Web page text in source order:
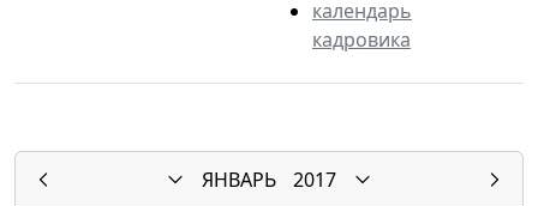
календарь
кадровика
ЯНВАРЬ
2017